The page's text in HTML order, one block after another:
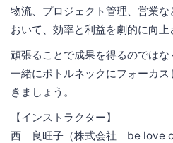
物流、プロジェクト管理、営業
おいて、効率と利益を劇的に向上
頑張ることで成果を得るのでは
一緒にボトルネックにフォーカ
きましょう。
【インストラクター】
西 良旺子（株式会社 be love